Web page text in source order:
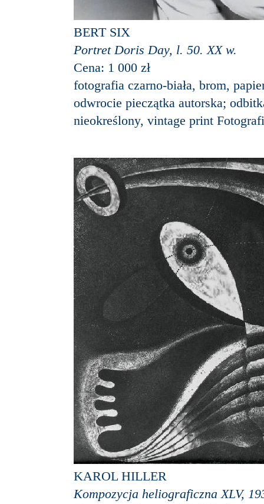
BERT SIX
Portret Doris Day, l. 50. XX w.
Cena: 1 000 zł
fotografia czarno-biała, brom,
odwrocie pieczątka autorska;
nieokreślony, vintage print
KAROL HILLER
Kompozycja heliograficzna XLV,